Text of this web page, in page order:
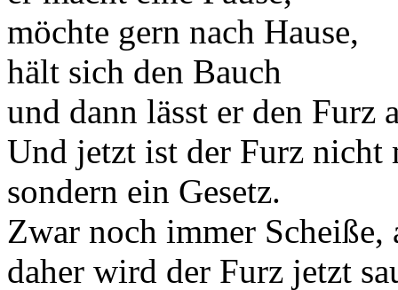
möchte gern nach Hause,
hält sich den Bauch
und dann lässt er den Furz
Und jetzt ist der Furz nicht
sondern ein Gesetz.
Zwar noch immer Scheiße,
daher wird der Furz jetzt